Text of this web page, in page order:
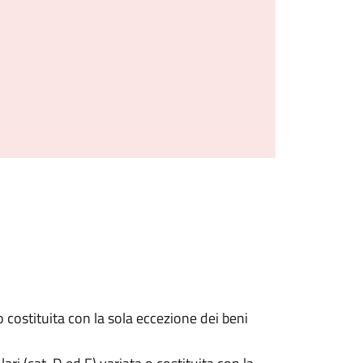
con la sola eccezione dei beni